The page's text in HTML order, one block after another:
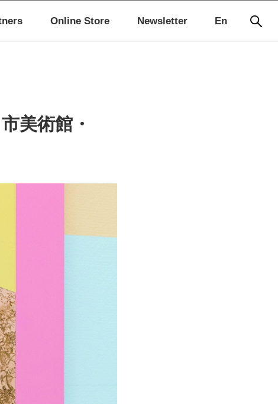
En
Online Store Newsletter
美術館・